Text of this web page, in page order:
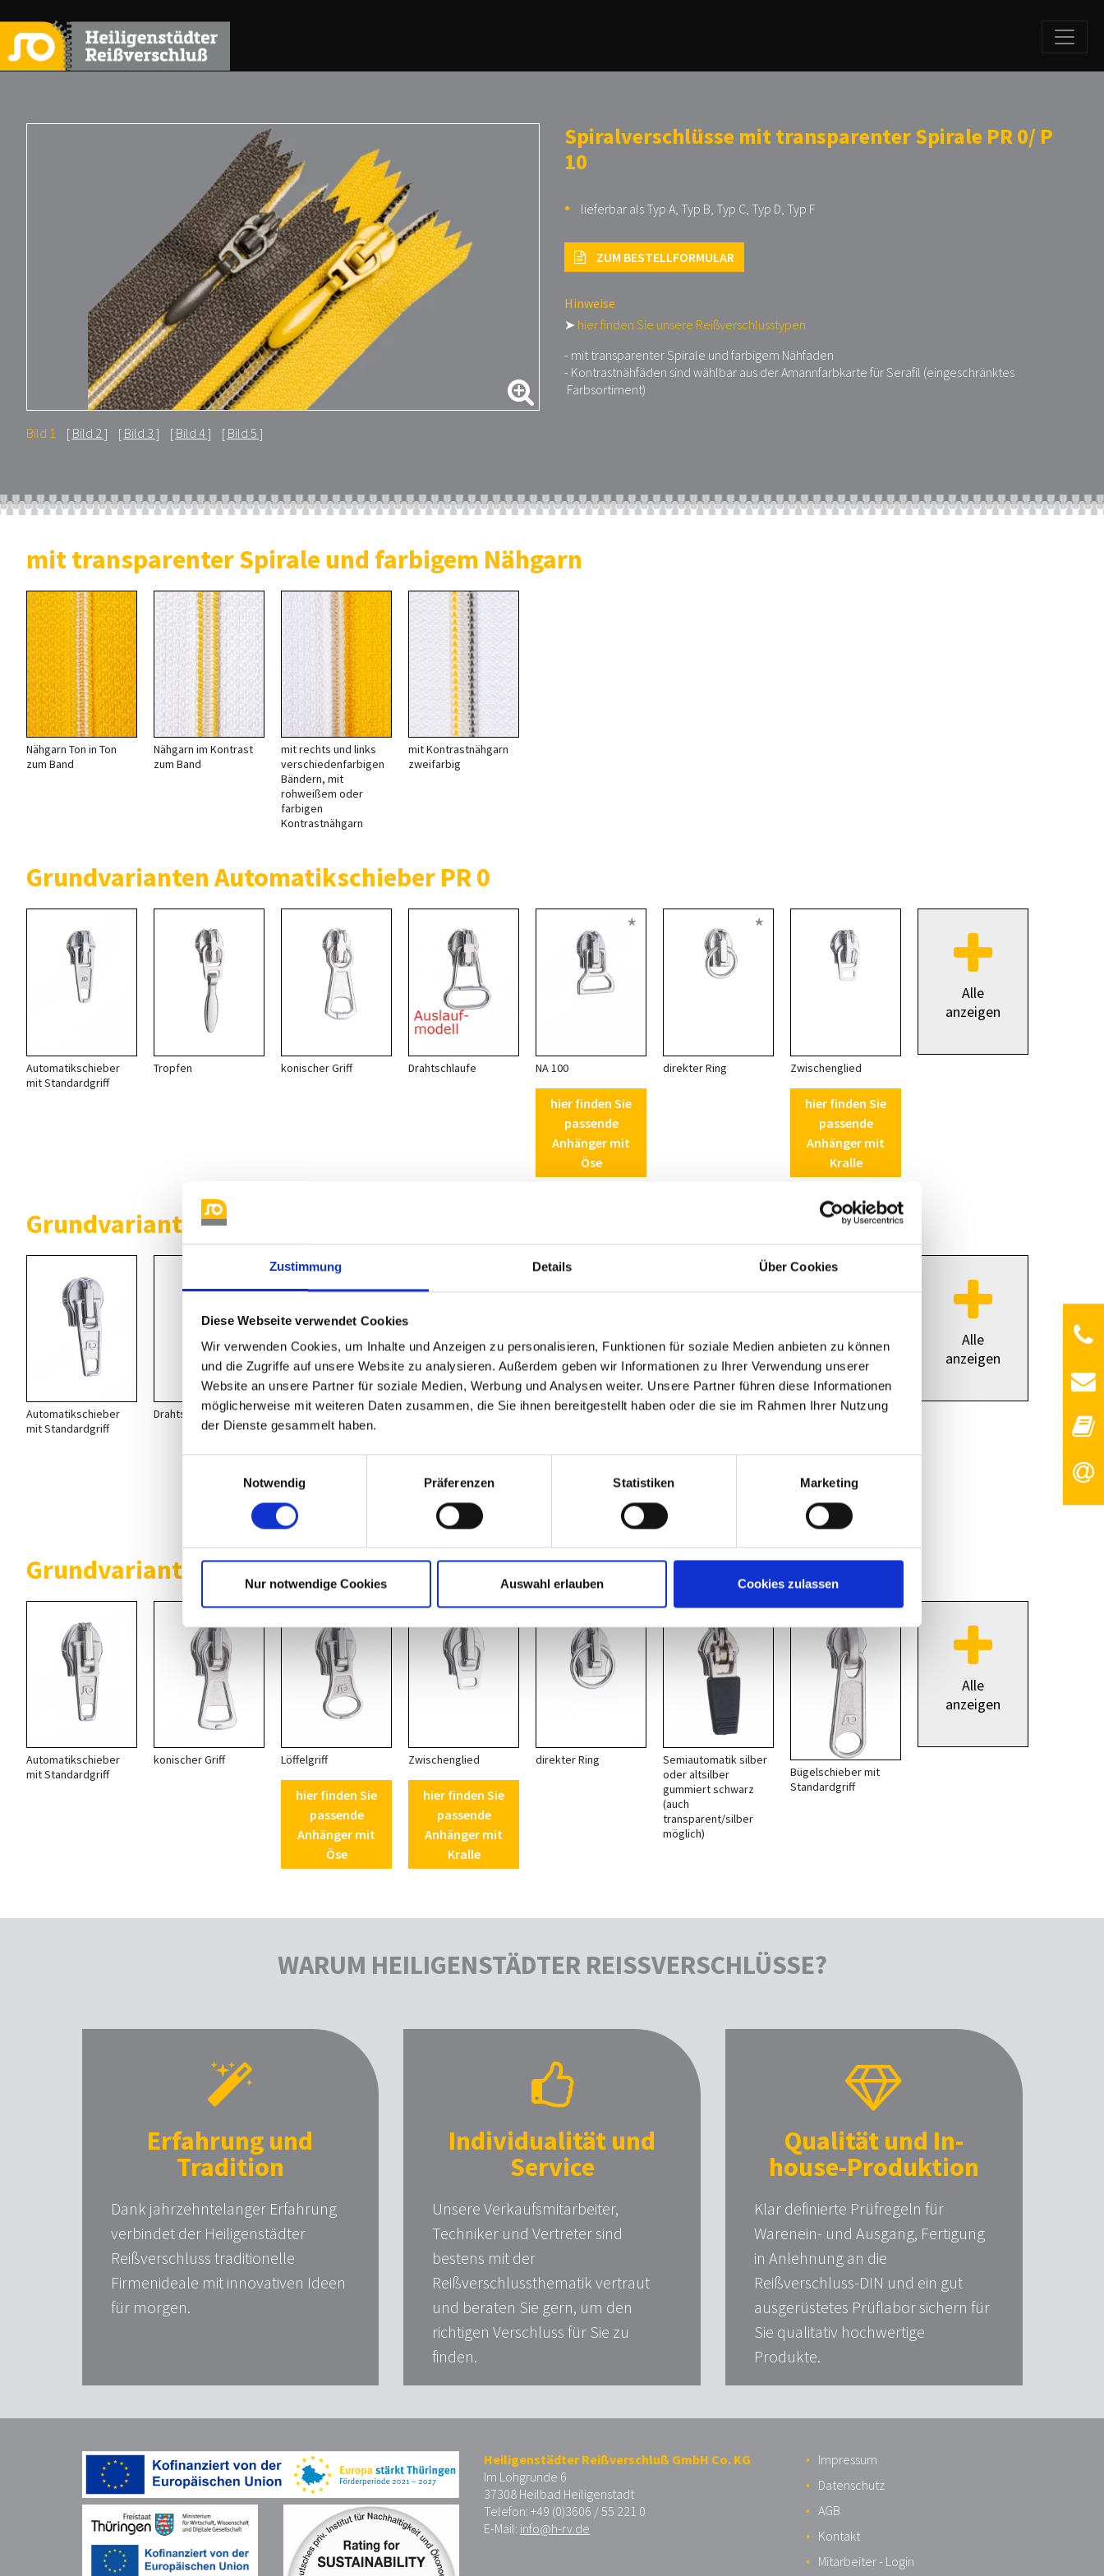
Zustimmung Details Über Cookies
Diese Webseite verwendet Cookies
Wir verwenden Cookies, um Inhalte und Anzeigen zu personalisieren, Funktionen für soziale Medien anbieten zu können
und die Zugriffe auf unsere Website zu analysieren. Außerdem geben wir Informationen zu Ihrer Verwendung unserer
Website an unsere Partner für soziale Medien, Werbung und Analysen weiter. Unsere Partner führen diese Informationen
möglicherweise mit weiteren Daten zusammen, die Sie ihnen bereitgestellt haben oder die sie im Rahmen Ihrer Nutzung
der Dienste gesammelt haben.
Notwendig
Präferenzen Statistiken Marketing
Nur notwendige Cookies Auswahl erlauben Cookies zulassen
Bild 1 Bild 2 Bild 3 Bild 4 Bild 5
Spiralverschlüsse mit transparenter Spirale PR 0/ P
10
lieferbar als Typ A, Typ B, Typ C, Typ D, Typ F
ZUM BESTELLFORMULAR
Hinweise
➤ hier finden Sie unsere Reißverschlusstypen
- mit transparenter Spirale und farbigem Nähfaden
- Kontrastnähfäden sind wählbar aus der Amannfarbkarte für Serafil (eingeschränktes
Farbsortiment)
mit transparenter Spirale und farbigem Nähgarn
Nähgarn Ton in Ton
zum Band
Nähgarn im Kontrast
zum Band
mit rechts und links
verschiedenfarbigen
Bändern, mit
rohweißem oder
farbigen
Kontrastnähgarn
mit Kontrastnähgarn
zweifarbig
Grundvarianten Automatikschieber PR 0
Automatikschieber
mit Standardgriff
Tropfen konischer Griff Drahtschlaufe
*
NA 100
hier finden Sie
passende
Anhänger mit
Öse
*
direkter Ring Zwischenglied
hier finden Sie
passende
Anhänger mit
Kralle
Alle
anzeigen
Grundvarianten Automatikschieber P 10
Automatikschieber
mit Standardgriff
Drahtschlaufe NA 113
Anhänger mit
Leine Löffelgriff
Zinkkappenschieber
konischer Griff
Alle
anzeigen
Grundvarianten umgekehrte Schieber P 10
Automatikschieber
mit Standardgriff
*
konischer Griff Löffelgriff
hier finden Sie
passende
Anhänger mit
Öse
*
Zwischenglied
hier finden Sie
passende
Anhänger mit
Kralle
*
direkter Ring
*
Semiautomatik silber
oder altsilber
gummiert schwarz
(auch
transparent/silber
möglich)
*
Bügelschieber mit
Standardgriff
Alle
anzeigen
WARUM HEILIGENSTÄDTER REISSVERSCHLÜSSE?
Erfahrung und
Tradition
Dank jahrzehntelanger Erfahrung
verbindet der Heiligenstädter
Reißverschluss traditionelle
Firmenideale mit innovativen Ideen
für morgen.
Individualität und
Service
Unsere Verkaufsmitarbeiter,
Techniker und Vertreter sind
bestens mit der
Reißverschlussthematik vertraut
und beraten Sie gern, um den
richtigen Verschluss für Sie zu
finden.
Qualität und In-
house-Produktion
Klar definierte Prüfregeln für
Warenein- und Ausgang, Fertigung
in Anlehnung an die
Reißverschluss-DIN und ein gut
ausgerüstetes Prüflabor sichern für
Sie qualitativ hochwertige
Produkte.
Heiligenstädter Reißverschluß GmbH Co. KG
Im Lohgrunde 6
37308 Heilbad Heiligenstadt
Telefon: +49 (0)3606 / 55 221 0
E-Mail: info@h-rv.de
Impressum
Datenschutz
AGB
Kontakt
Mitarbeiter - Login